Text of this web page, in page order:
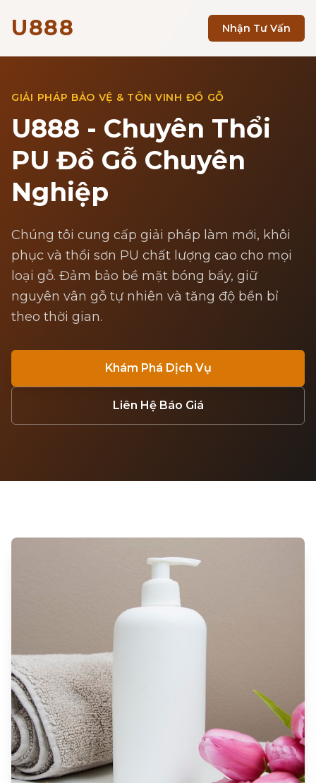
U888 Nhận Tư Vấn
GIẢI PHÁP BẢO VỆ & TÔN VINH ĐỒ GỖ
U888 - Chuyên Thổi
PU Đồ Gỗ Chuyên
Nghiệp
Chúng tôi cung cấp giải pháp làm mới, khôi
phục và thổi sơn PU chất lượng cao cho mọi
loại gỗ. Đảm bảo bề mặt bóng bẩy, giữ
nguyên vân gỗ tự nhiên và tăng độ bền bỉ
theo thời gian.
Khám Phá Dịch Vụ
Liên Hệ Báo Giá